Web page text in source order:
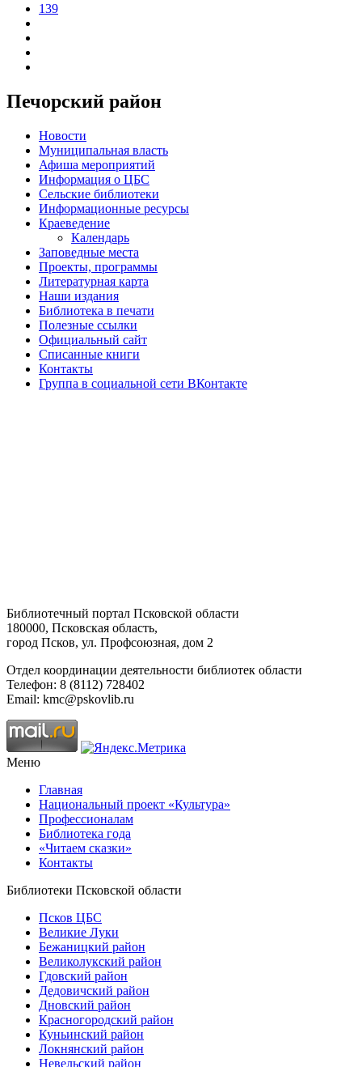
139
Печорский район
Новости
Муниципальная власть
Афиша мероприятий
Информация о ЦБС
Сельские библиотеки
Информационные ресурсы
Краеведение
Календарь
Заповедные места
Проекты, программы
Литературная карта
Наши издания
Библиотека в печати
Полезные ссылки
Официальный сайт
Списанные книги
Контакты
Группа в социальной сети ВКонтакте
Библиотечный портал Псковской области
180000, Псковская область,
город Псков, ул. Профсоюзная, дом 2
Отдел координации деятельности библиотек области
Телефон: 8 (8112) 728402
Email: kmc@pskovlib.ru
Меню
Главная
Национальный проект «Культура»
Профессионалам
Библиотека года
«Читаем сказки»
Контакты
Библиотеки Псковской области
Псков ЦБС
Великие Луки
Бежаницкий район
Великолукский район
Гдовский район
Дедовичский район
Дновский район
Красногородский район
Куньинский район
Локнянский район
Невельский район